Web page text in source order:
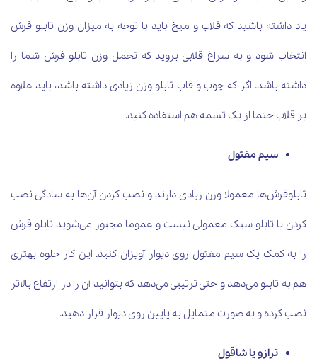
یاد داشته باشید که قلاب و میخ باید با توجه به میزان وزن تابلو فرش
انتخاب شود و به سراغ قلابی بروید که تحمل وزن تابلو فرش شما را
داشته باشد. اگر که چوب و قاب تابلو وزن زیادی داشته باشد، باید علاوه
بر قلاب حتما از یک تسمه هم استفاده کنید.
سیم مفتول
تابلوفرش‌ها معمولا وزن زیادی دارند و نصب کردن آن‌ها به سادگی نصب
کردن یا تابلو سبک معمولی نیست و عموما مجبور می‌شوید تابلو فرش
را به کمک یک سیم مفتول روی دیوار آویزان کنید. این کار جلوه بهتری
هم به تابلو می‌دهد و حتی ترتیبی می‌دهد که بتوانید آن را در ارتفاع بالاتر
نصب کرده و به صورت متمایل به پایین روی دیوار قرار دهید.
ترازو یا شاقول